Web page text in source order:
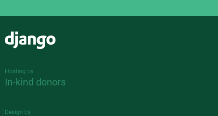
Hosting by
In-kind donors
Design by